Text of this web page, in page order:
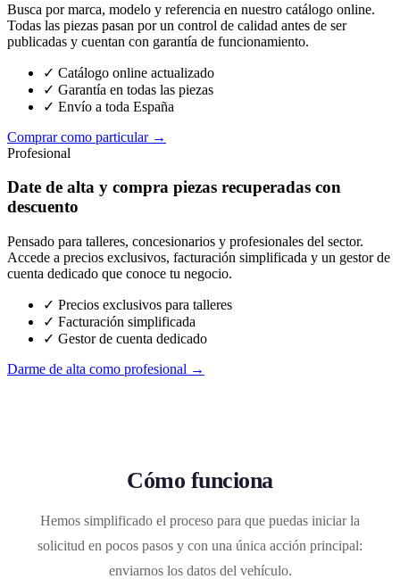
Busca por marca, modelo y referencia en nuestro catálogo online.
Todas las piezas pasan por un control de calidad antes de ser
publicadas y cuentan con garantía de funcionamiento.
✓ Catálogo online actualizado
✓ Garantía en todas las piezas
✓ Envío a toda España
Comprar como particular →
Profesional
Date de alta y compra piezas recuperadas con
descuento
Pensado para talleres, concesionarios y profesionales del sector.
Accede a precios exclusivos, facturación simplificada y un gestor de
cuenta dedicado que conoce tu negocio.
✓ Precios exclusivos para talleres
✓ Facturación simplificada
✓ Gestor de cuenta dedicado
Darme de alta como profesional →
Cómo funciona
Hemos simplificado el proceso para que puedas iniciar la
solicitud en pocos pasos y con una única acción principal:
enviarnos los datos del vehículo.